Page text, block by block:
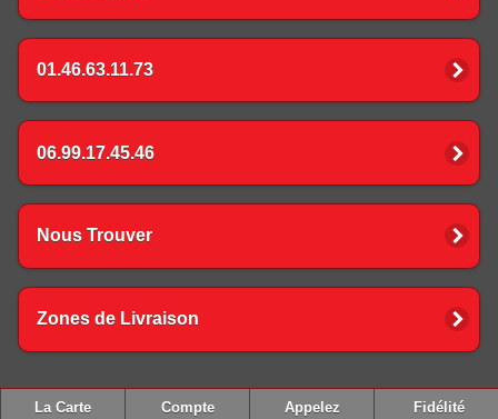
01.46.63.11.73
06.99.17.45.46
Nous Trouver
Zones de Livraison
La Carte Compte Appelez Fidélité